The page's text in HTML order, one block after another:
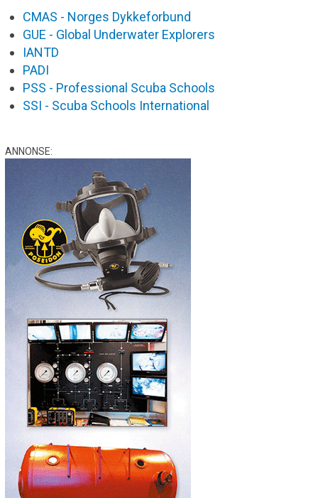
CMAS - Norges Dykkeforbund
GUE - Global Underwater Explorers
IANTD
PADI
PSS - Professional Scuba Schools
SSI - Scuba Schools International
ANNONSE: